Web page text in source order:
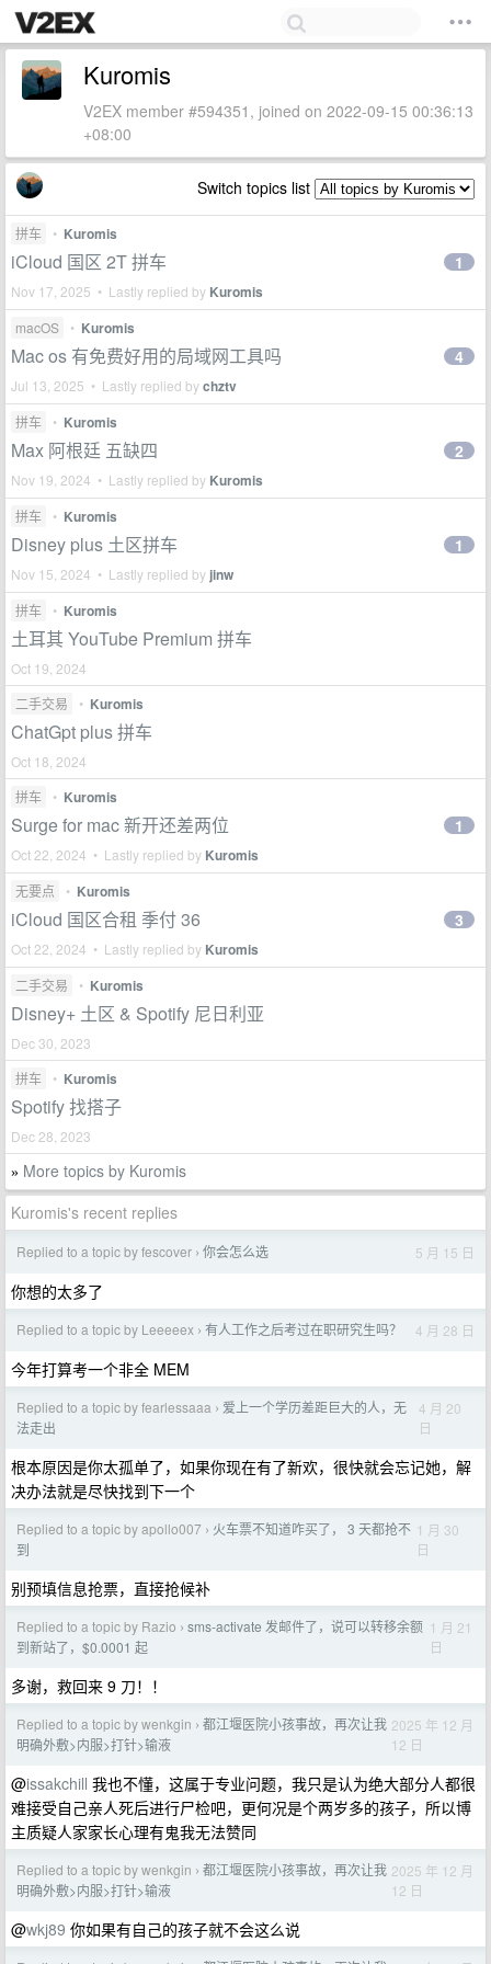
Kuromis
V2EX member #594351, joined on 2022-09-15 00:36:13
+08:00
Switch topics list
拼车 • Kuromis
iCloud 国区 2T 拼车
Nov 17, 2025 • Lastly replied by Kuromis
1
macOS • Kuromis
Mac os 有免费好用的局域网工具吗
Jul 13, 2025 • Lastly replied bychztv
4
拼车 • Kuromis
Max 阿根廷 五缺四
Nov 19, 2024 • Lastly replied by Kuromis
2
拼车 • Kuromis
Disney plus 土区拼车
Nov 15, 2024 • Lastly replied by jinw
1
拼车 • Kuromis
土耳其 YouTube Premium 拼车
Oct 19, 2024
二手交易
• Kuromis
ChatGpt plus 拼车
Oct 18, 2024
拼车
• Kuromis
Surge for mac 新开还差两位
Oct 22, 2024 • Lastly replied by Kuromis
1
无要点 • Kuromis
iCloud 国区合租 季付 36
Oct 22, 2024 • Lastly replied by Kuromis
3
二手交易 • Kuromis
Disney+ 土区 & Spotify 尼日利亚
Dec 30, 2023
拼车
• Kuromis
Spotify 找搭子
Dec 28, 2023
» More topics by Kuromis
Kuromis's recent replies
Replied to a topic by fescover › 你会怎么选 5 月 15 日
你想的太多了
Replied to a topic by Leeeeex › 有人工作之后考过在职研究生吗？ 4 月 28 日
今年打算考一个非全 MEM
Replied to a topic by fearlessaaa › 爱上一个学历差距巨大的人，无
法走出
4 月 20
日
根本原因是你太孤单了，如果你现在有了新欢，很快就会忘记她，解
决办法就是尽快找到下一个
Replied to a topic by apollo007 › 火车票不知道咋买了， 3 天都抢不
到
1 月 30
日
别预填信息抢票，直接抢候补
Replied to a topic by Razio › sms-activate 发邮件了，说可以转移余额
到新站了，$0.0001 起
1 月 21
日
多谢，救回来 9 刀！！
Replied to a topic by wenkgin › 都江堰医院小孩事故，再次让我
明确外敷>内服>打针>输液
2025 年 12 月
12 日
@issakchill 我也不懂，这属于专业问题，我只是认为绝大部分人都很
难接受自己亲人死后进行尸检吧，更何况是个两岁多的孩子，所以博
主质疑人家家长心理有鬼我无法赞同
Replied to a topic by wenkgin › 都江堰医院小孩事故，再次让我
明确外敷>内服>打针>输液
2025 年 12 月
12 日
@wkj89 你如果有自己的孩子就不会这么说